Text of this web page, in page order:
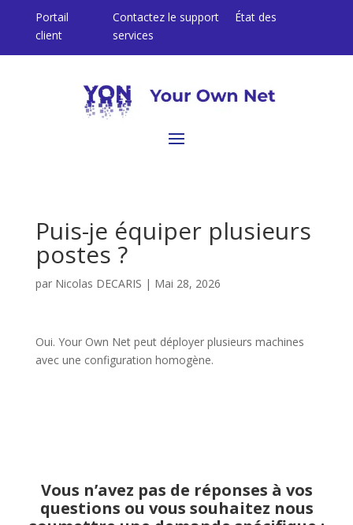
Portail
client
Contactez le support
État des
services
Puis-je équiper plusieurs
postes ?
par Nicolas DECARIS | Mai 28, 2026
Oui. Your Own Net peut déployer plusieurs machines
avec une configuration homogène.
Vous n’avez pas de réponses à vos
questions ou vous souhaitez nous